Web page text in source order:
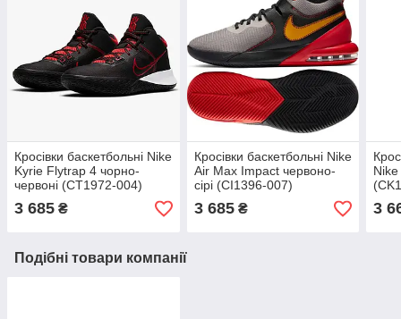
Кросівки баскетбольні Nike
Kyrie Flytrap 4 чорно-
червоні (CT1972-004)
3 685 ₴
Кросівки баскетбольні Nike
Air Max Impact червоно-
сірі (CI1396-007)
3 685₴
Nike
3
Подібні товари компанії